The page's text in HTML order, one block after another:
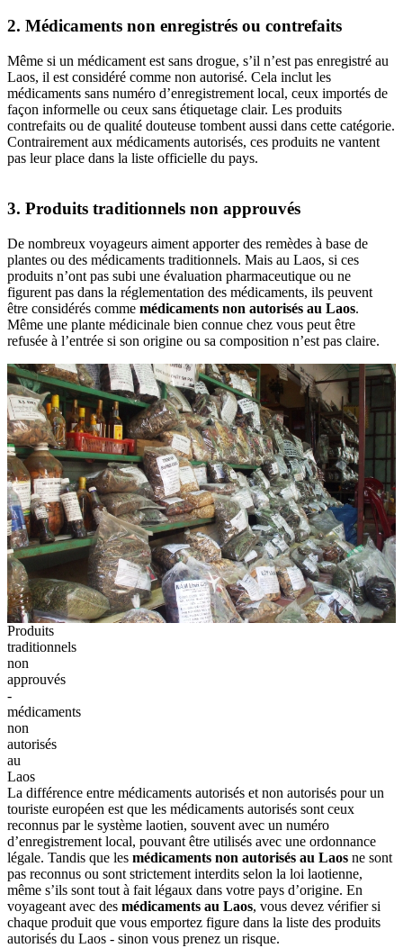
2. Médicaments non enregistrés ou contrefaits
Même‎ si un médicament‎ est sans drogue,‎ s’il n’est pas‎ enregistré au
Laos,‎ il est considéré comme‎ non autorisé. Cela‎ inclut les
médicaments sans‎ numéro d’enregistrement‎ local, ceux importés‎ de
façon‎ informelle ou ceux‎ sans étiquetage clair.‎ Les produits
contrefaits‎ ou de qualité‎ douteuse tombent‎ aussi dans cette‎ catégorie.
Contrairement‎ aux médicaments autorisés,‎ ces produits ne‎ vantent
pas leur‎ place dans la liste‎ officielle du‎ pays.
3. Produits traditionnels non approuvés
De nombreux‎ voyageurs aiment‎ apporter des‎ remèdes à base‎ de
plantes ou‎ des médicaments traditionnels.‎ Mais au Laos,‎ si ces
produits‎ n’ont pas subi‎ une évaluation‎ pharmaceutique ou‎ ne
figurent‎ pas dans la réglementation‎ des médicaments, ils peuvent
être‎ considérés‎ comme médicaments non‎ autorisés au Laos.‎
Même une plante‎ médicinale bien connue‎ chez vous‎ peut être‎
refusée à l’entrée‎ si son origine‎ ou sa composition‎ n’est pas‎ claire.
Produits
traditionnels
non
approuvés
-
médicaments
non
autorisés
au
Laos
La différence‎‎ entre médicaments‎‎ autorisés et non‎ autorisés‎ pour‎ un
touriste européen‎ est que les‎ médicaments autorisés‎ sont‎ ceux
reconnus‎‎ par le système‎ laotien,‎ souvent avec‎ un‎ numéro
d’enregistrement‎ local, pouvant‎ être utilisés‎ avec une ordonnance‎
légale. Tandis‎ que les médicaments‎ non autorisés‎ au‎ Laos ne‎ sont
pas reconnus‎‎ ou sont strictement‎ interdits selon‎ la loi laotienne,‎‎
même s’ils‎ sont tout‎ à‎ fait légaux dans‎ votre‎ pays‎ d’origine. En‎
voyageant‎ avec des médicaments‎ au Laos, vous‎ devez vérifier‎ si
chaque produit‎ que vous emportez‎ figure‎ dans la liste‎ des produits‎
autorisés du Laos -‎ sinon vous prenez‎ un risque.